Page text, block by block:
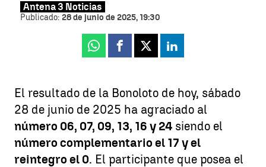
Antena 3 Noticias
Publicado: 28 de junio de 2025, 19:30
Whatsapp
Facebook
X Linkedin
El resultado de la Bonoloto de hoy, sábado
28 de junio de 2025 ha agraciado al
número 06, 07, 09, 13, 16 y 24 siendo el
número complementario el 17 y el
reintegro el 0. El participante que posea el